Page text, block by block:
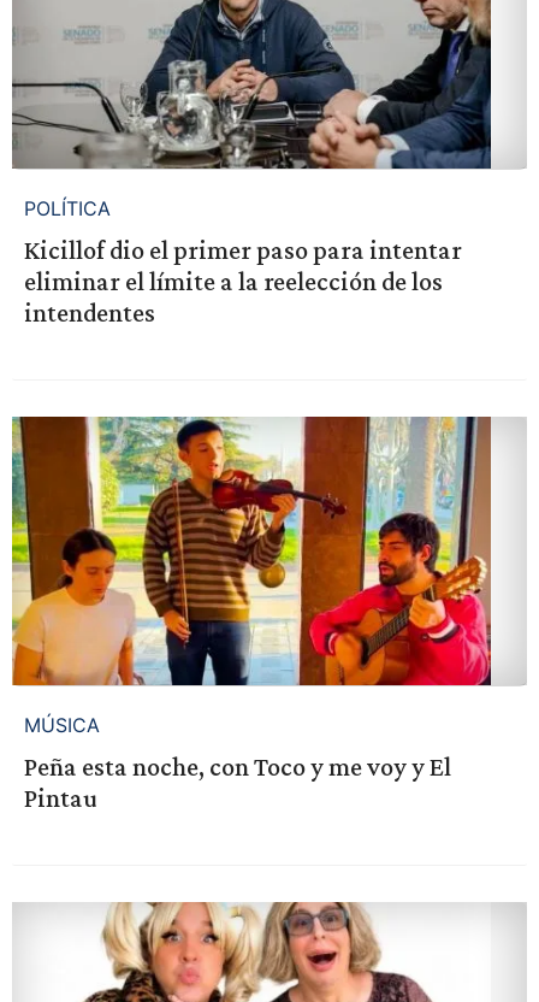
POLÍTICA
Kicillof dio el primer paso para intentar
eliminar el límite a la reelección de los
intendentes
MÚSICA
Peña esta noche, con Toco y me voy y El
Pintau